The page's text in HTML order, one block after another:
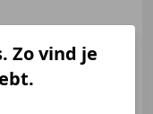
55 kW (75 PK)
Zo vind je